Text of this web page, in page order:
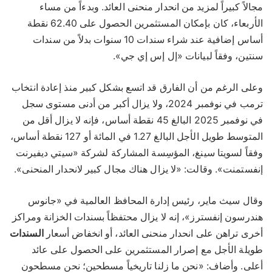
مجالاً كبيراً لمزيد من انحدار منحنى العائد. وبدءاً من مساء
الأربعاء، كان بإمكان المستثمرين الحصول على 62.40 نقطة
أساس إضافية عند شراء سندات 10 سنوات بدلاً من سندات
سنتين، وفقاً لبيانات «إل إس إي جي».
وعلى الرغم من أن الفارق قد اتسع بشكل كبير منذ إعادة انتخاب
ترمب في نوفمبر 2024، ولا يزال أكبر من أدنى مستوى سجل
في نوفمبر 2025 البالغ 45 نقطة أساس، فإنه لا يزال أقل من
المتوسط طويل الأجل البالغ 1.27 في المائة أو 127 نقطة أساس،
وفقاً لسويتا سينغ، المؤسِسة المشاركة لشركة «سيتي ديفيرنت
إنفستمنت». وقالت: «لا يزال هناك مجال كبير لانحدار المنحنى».
وقال سيث ماير، رئيس إدارة المحافظ العالمية في «جانوس
هندرسون إنفسترز»، إنه لا يزال محتفظاً بسندات الخزانة ومراكز
أخرى تراهن على انحدار منحنى العائد، أو انخفاض أسعارالسندات
طويلة الأجل مع إصرار المستثمرين على الحصول على عائد
أعلى. وأضاف: «نحن ما زلنا تاريخياً مسطحين؛ نحن مسطحون